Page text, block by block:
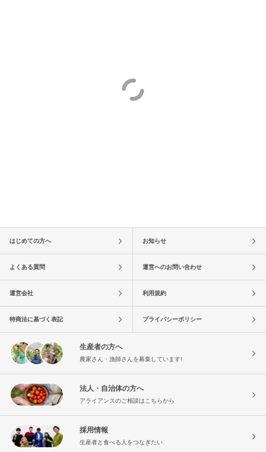
はじめての方へ お知らせ
よくある質問 運営へのお問い合わせ
運営会社 利用規約
特商法に基づく表記 プライバシーポリシー
生産者の方へ
農家さん・漁師さんを募集しています!
法人・自治体の方へ
アライアンスのご相談はこちらから
採用情報
生産者と食べる人をつなぎたい